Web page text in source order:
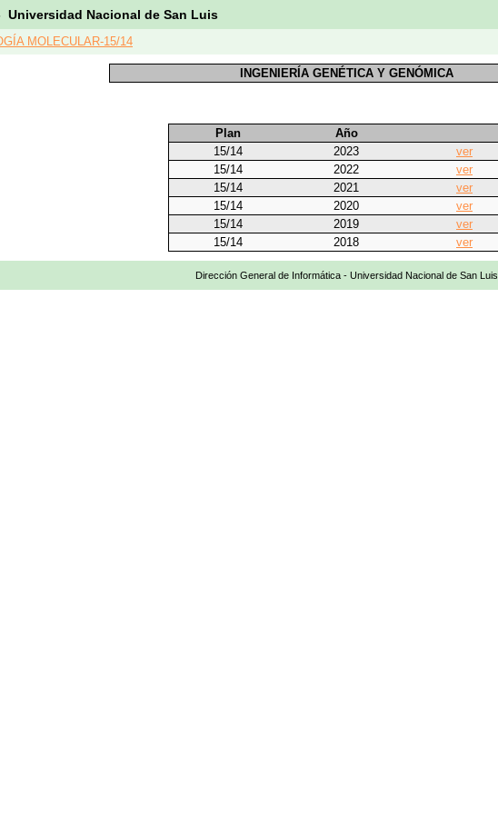
Universidad Nacional de San Luis
MOLECULAR-15/14
INGENIERÍA GENÉTICA Y GENÓMICA
Plan
Año
15/14
2023
ver
15/14
2022
ver
15/14
2021
ver
15/14
2020
ver
15/14
2019
ver
15/14
2018 ver
Dirección General de Informática - Universidad Nacional de San Luis